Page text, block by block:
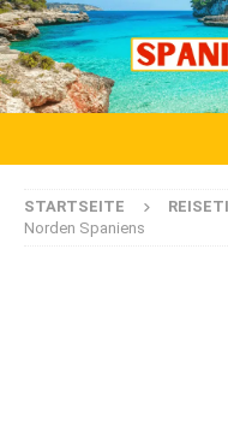
STARTSEITE
Norden Spaniens